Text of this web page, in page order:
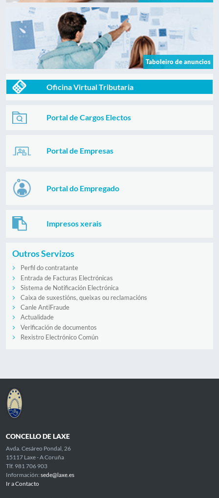
Taboleiro de anuncios
Oficina Virtual Tributaria
Portal de Cargos Electos
Portal de Empresas
Portal do Empregado
Impresos xerais
Outros Servizos
Perfil do contratante
Entrada de Facturas Electrónicas
Sistema de Notificación Electrónica
Caixa de suxestións, queixas ou reclamacións
Canle AntiFraude
Actualidade
Verificación de documentos
Rexistro Electrónico Común
CONCELLO DE LAXE
Avda. Cesáreo Pondal, 26
15117 Laxe - A Coruña
Tlf. 981 706 903
Información: sede@laxe.es
Ir a Contacto